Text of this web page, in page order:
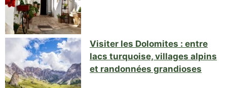
Visiter les Dolomites : entre
lacs turquoise, villages alpins
et randonnées grandioses